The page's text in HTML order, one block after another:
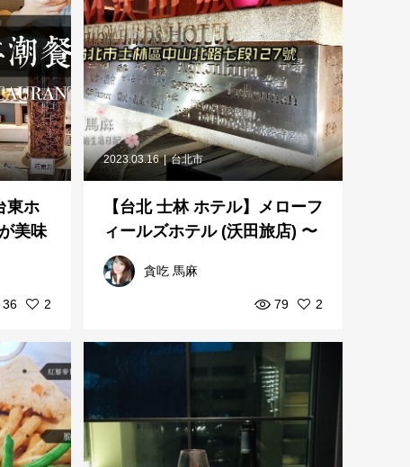
東ホ
美味
36 2
2023.03.16 台北市
【台北 士林 ホテル】メローフ
ィールズホテル (沃田旅店) 〜
農漁協同組合の支援に...
貪吃 馬麻
79 2